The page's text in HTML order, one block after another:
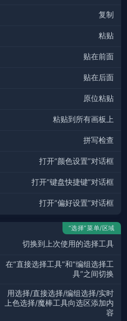
复制
粘贴
贴在前面
贴在后面
原位粘贴
粘贴到所有画板上
拼写检查
打开“颜色设置”对话框
打开“键盘快捷键”对话框
打开“偏好设置”对话框
“选择”菜单/区域
切换到上次使用的选择工具
在“直接选择工具”和“编组选择工
具”之间切换
用选择/直接选择/编组选择/实时
上色选择/魔棒工具向选区添加内
容